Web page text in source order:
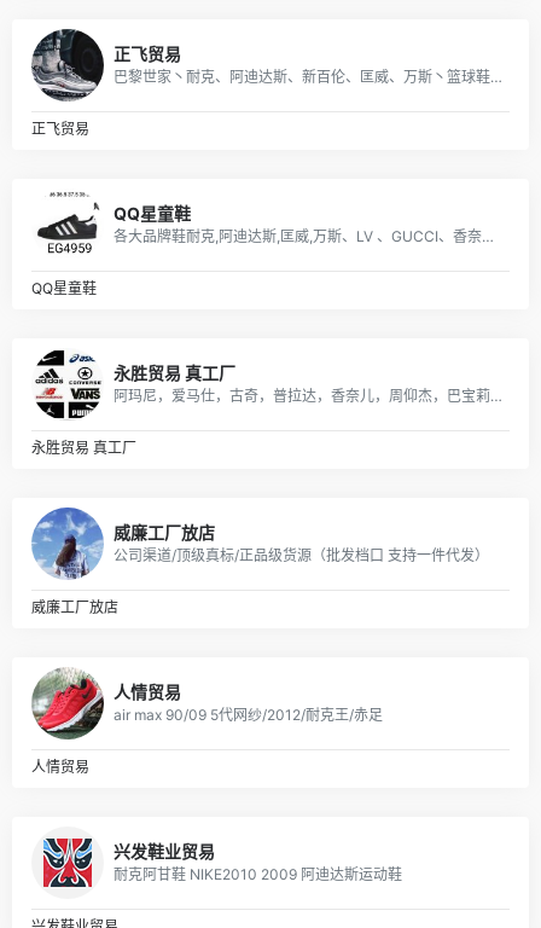
正飞贸易
巴黎世家丶耐克、阿迪达斯、新百伦、匡威、万斯丶篮球鞋、耐克空军阿迪贝克特史密斯新百伦等 一站式购齐 支持一件代发
正飞贸易
QQ星童鞋
各大品牌鞋耐克,阿迪达斯,匡威,万斯、LV 、GUCCI、香奈儿等包包 、皮带、帽子
QQ星童鞋
永胜贸易 真工厂
阿玛尼，爱马仕，古奇，普拉达，香奈儿，周仰杰，巴宝莉，朱塞佩·萨诺第 (Giuseppe Zanotti)等国际品牌男女潮鞋；品质保证，货源稳定，专业代发
永胜贸易 真工厂
威廉工厂放店
公司渠道/顶级真标/正品级货源（批发档口 支持一件代发）
威廉工厂放店
人情贸易
air max 90/09 5代网纱/2012/耐克王/赤足
人情贸易
兴发鞋业贸易
耐克阿甘鞋 NIKE2010 2009 阿迪达斯运动鞋